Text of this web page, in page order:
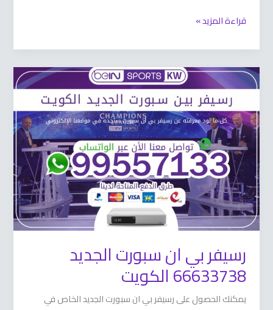
قراءة المزيد »
رسيفر بي ان سبورت الجديد
66633738 الكويت
يمكنك الحصول على رسيفر بي ان سبورت الجديد الخاص في
رسيفر
بي
سبورت
الجديد
66633738
الكويت